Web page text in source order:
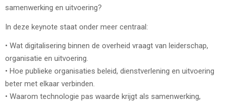
samenwerking en uitvoering?
In deze keynote staat onder meer centraal:
• Wat digitalisering binnen de overheid vraagt van leiderschap,
organisatie en uitvoering.
• Hoe publieke organisaties beleid, dienstverlening en uitvoering
beter met elkaar verbinden.
• Waarom technologie pas waarde krijgt als samenwerking,